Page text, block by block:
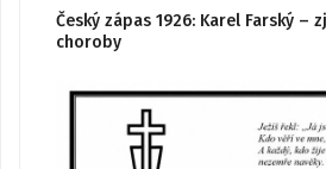
Český zápas 1926: Karel Farský –
choroby